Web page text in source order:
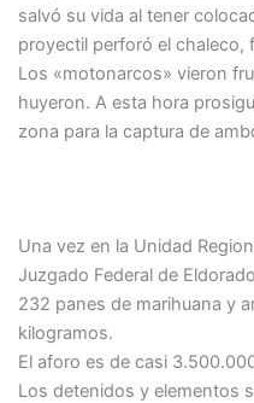
salvó su vida al tener
proyectil perforó el chaleco,
Los «motonarcos» vieron
huyeron. A esta hora
zona para la captura de
Una vez en la Unidad
Juzgado Federal de
232 panes de marihuana y
kilogramos.
El aforo es de casi
Los detenidos y elementos